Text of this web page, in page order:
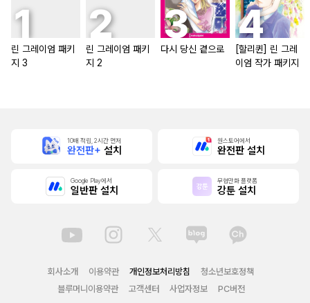
린 그레이엄 패키
지 3
린 그레이엄 패키
지 2
다시 당신 곁으로
[할리퀸] 린 그레
이엄 작가 패키지
10배 적립, 2시간 먼저
완전판+ 설치
원스토어에서
완전판 설치
Google Play에서
일반판 설치
무협만화 플랫폼
강툰 설치
회사소개 이용약관 개인정보처리방침
청소년보호정책
블루머니이용약관
고객센터 사업자정보 PC버전